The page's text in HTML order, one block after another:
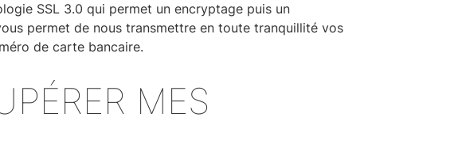
SSL 3.0 qui permet un encryptage puis un
permet de nous transmettre en toute tranquillité vos
de carte bancaire.
MES